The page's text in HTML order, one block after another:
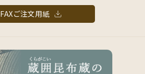
FAXご注文用紙